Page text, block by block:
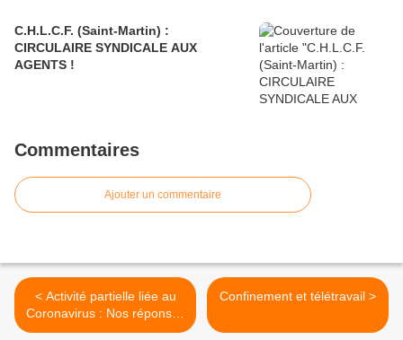
C.H.L.C.F. (Saint-Martin) :
CIRCULAIRE SYNDICALE AUX
AGENTS !
Commentaires
Ajouter un commentaire
< Activité partielle liée au
Coronavirus : Nos réponses
à vos questions
Confinement et télétravail >